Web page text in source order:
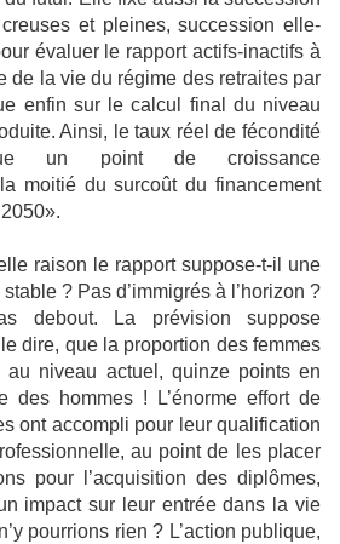
et pleines, succession elle-
évaluer le rapport actifs-inactifs à
de la vie du régime des retraites par
enfin sur le calcul final du niveau
Ainsi, le taux réel de fécondité
un point de croissance
moitié du surcoût du financement
raison le rapport suppose-t-il une
? Pas d’immigrés à l’horizon ?
debout. La prévision suppose
dire, que la proportion des femmes
au niveau actuel, quinze points en
des hommes ! L’énorme effort de
ont accompli pour leur qualification
au point de les placer
pour l’acquisition des diplômes,
impact sur leur entrée dans la vie
pourrions rien ? L’action publique,